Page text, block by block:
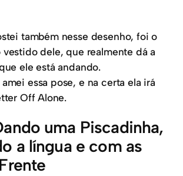
também nesse desenho, foi o
dele, que realmente dá a
ele está andando.
essa pose, e na certa ela irá
Off Alone.
uma Piscadinha,
a língua e com as